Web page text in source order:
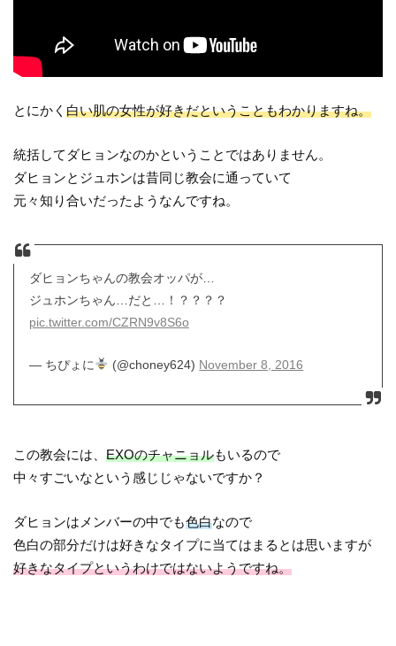
とにかく白い肌の女性が好きだということもわかりますね。
統括してダヒョンなのかということではありません。
ダヒョンとジュホンは昔同じ教会に通っていて
元々知り合いだったようなんですね。
ダヒョンちゃんの教会オッパが…
ジュホンちゃん…だと…！？？？？
pic.twitter.com/CZRN9v8S6o
— ちぴょに (@choney624) November 8, 2016
この教会には、EXOのチャニョルもいるので
中々すごいなという感じじゃないですか？
ダヒョンはメンバーの中でも色白なので
色白の部分だけは好きなタイプに当てはまるとは思いますが
好きなタイプというわけではないようですね。